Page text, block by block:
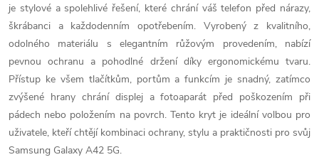
je stylové a spolehlivé řešení, které chrání váš telefon před nárazy,
škrábanci a každodenním opotřebením. Vyrobený z kvalitního,
odolného materiálu s elegantním růžovým provedením, nabízí
pevnou ochranu a pohodlné držení díky ergonomickému tvaru.
Přístup ke všem tlačítkům, portům a funkcím je snadný, zatímco
zvýšené hrany chrání displej a fotoaparát před poškozením při
pádech nebo položením na povrch. Tento kryt je ideální volbou pro
uživatele, kteří chtějí kombinaci ochrany, stylu a praktičnosti pro svůj
Samsung Galaxy A42 5G.